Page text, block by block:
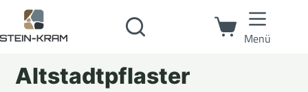
Menü
Altstadtpflaster